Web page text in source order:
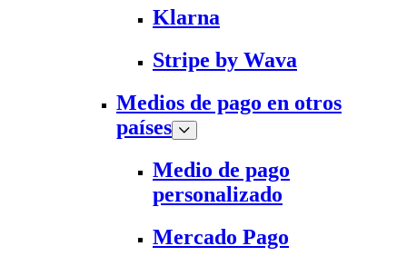
Klarna
Stripe by Wava
Medios de pago en otros
países
Medio de pago
personalizado
Mercado Pago